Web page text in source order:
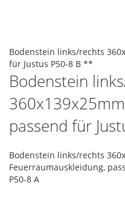
Bodenstein links/rechts
für Justus P50-8 B **
Bodenstein
passend für
Bodenstein links/rechts
Feuerraumauskleidung,
P50-8 A
gallery
to
the
beginning
of
the
images
gallery